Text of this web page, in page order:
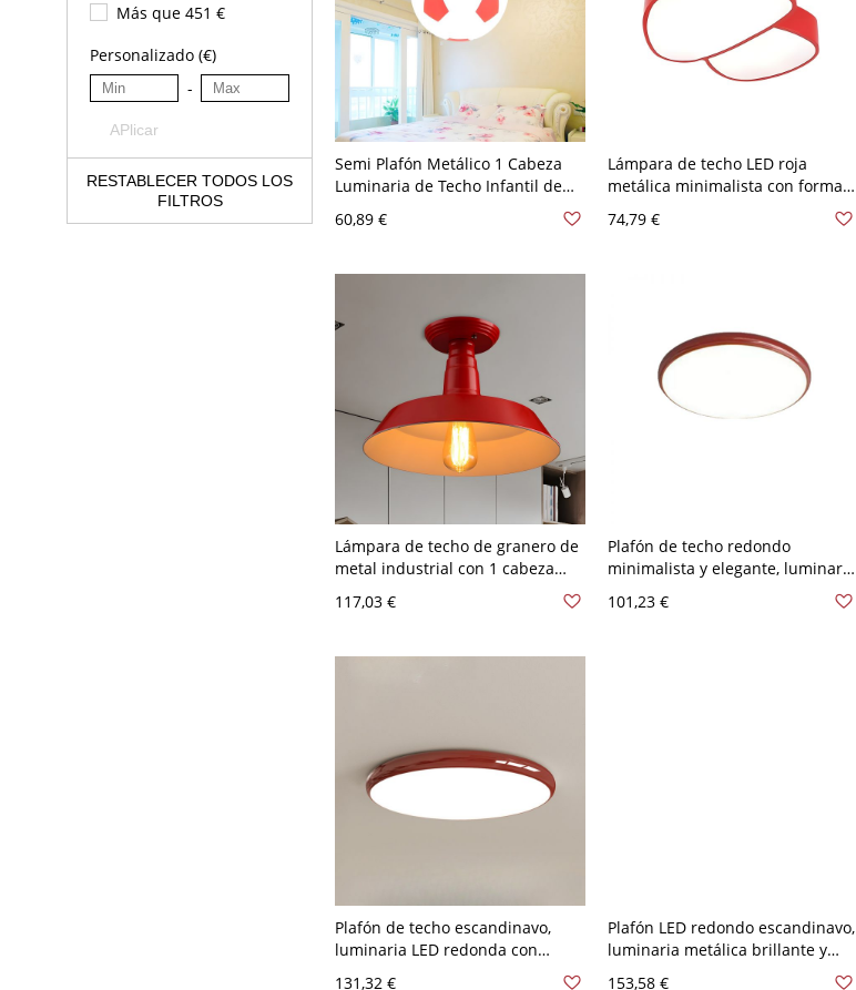
Más que 451 €
Personalizado (€)
-
APlicar
RESTABLECER TODOS LOS
FILTROS
Semi Plafón Metálico 1 Cabeza
Luminaria de Techo Infantil de
Fútbol para Cuarto - Rojo 110 A
120 V
60,89 €
Lámpara de techo LED roja
metálica minimalista con forma
de seta para habitación infantil
74,79 €
Lámpara de techo de granero de
metal industrial con 1 cabeza
dormitorio, 10" de ancho
117,03 €
Plafón de techo redondo
minimalista y elegante, luminaria
de perfil bajo para dormitorio y
pasillo - 110 A 120 V 40,64 cm
101,23 €
Plafón de techo escandinavo,
luminaria LED redonda con
131,32 €
Plafón LED redondo escandinavo,
luminaria metálica brillante y
vibrante - Rojo 110 A 120 V 30,48
153,58 €